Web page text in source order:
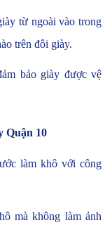
từ ngoài vào trong
trên đôi giày.
bảo giày được vệ
Quận 10
làm khô với công
mà không làm ảnh